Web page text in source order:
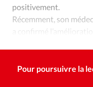
positivement.
Récemment, son
a confirmé
Pour poursuivre la